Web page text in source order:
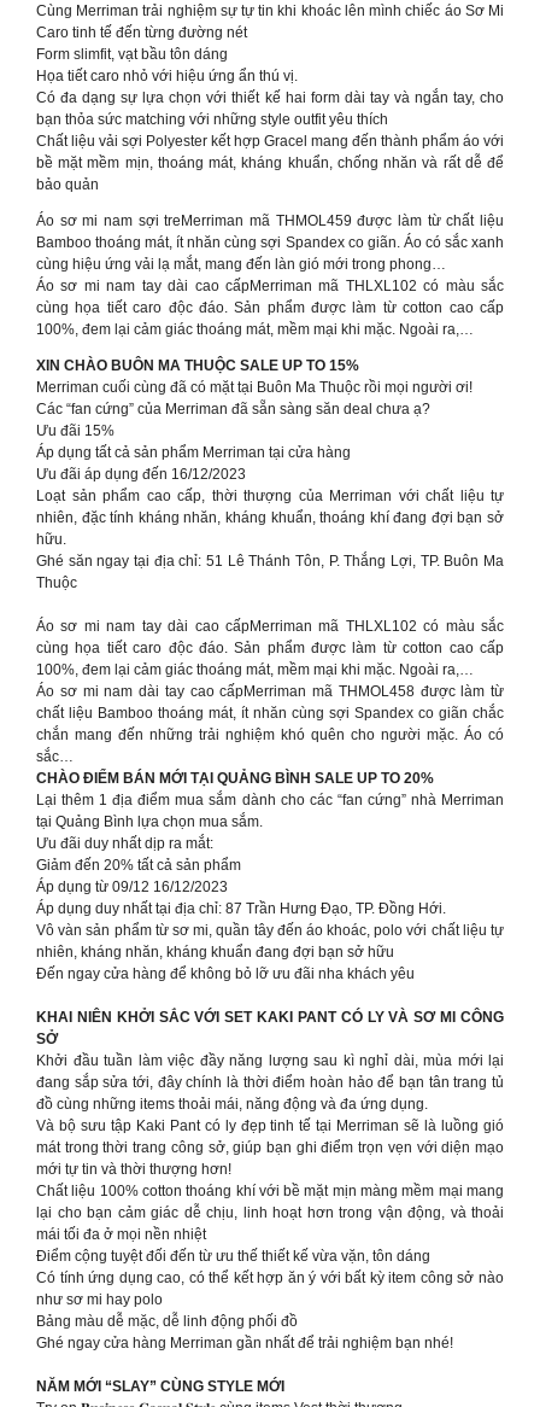
Cùng Merriman trải nghiệm sự tự tin khi khoác lên mình chiếc áo Sơ Mi
Caro tinh tế đến từng đường nét
Form slimfit, vạt bầu tôn dáng
Họa tiết caro nhỏ với hiệu ứng ẩn thú vị.
Có đa dạng sự lựa chọn với thiết kế hai form dài tay và ngắn tay, cho
bạn thỏa sức matching với những style outfit yêu thích
Chất liệu vải sợi Polyester kết hợp Gracel mang đến thành phẩm áo với
bề mặt mềm mịn, thoáng mát, kháng khuẩn, chống nhăn và rất dễ để
bảo quản
Áo sơ mi nam sợi treMerriman mã THMOL459 được làm từ chất liệu
Bamboo thoáng mát, ít nhăn cùng sợi Spandex co giãn. Áo có sắc xanh
cùng hiệu ứng vải lạ mắt, mang đến làn gió mới trong phong…
Áo sơ mi nam tay dài cao cấpMerriman mã THLXL102 có màu sắc
cùng họa tiết caro độc đáo. Sản phẩm được làm từ cotton cao cấp
100%, đem lại cảm giác thoáng mát, mềm mại khi mặc. Ngoài ra,…
XIN CHÀO BUÔN MA THUỘC SALE UP TO 15%
Merriman cuối cùng đã có mặt tại Buôn Ma Thuộc rồi mọi người ơi!
Các “fan cứng” của Merriman đã sẵn sàng săn deal chưa ạ?
Ưu đãi 15%
Áp dụng tất cả sản phẩm Merriman tại cửa hàng
Ưu đãi áp dụng đến 16/12/2023
Loạt sản phẩm cao cấp, thời thượng của Merriman với chất liệu tự
nhiên, đặc tính kháng nhăn, kháng khuẩn, thoáng khí đang đợi bạn sở
hữu.
Ghé săn ngay tại địa chỉ: 51 Lê Thánh Tôn, P. Thắng Lợi, TP. Buôn Ma
Thuộc
Áo sơ mi nam tay dài cao cấpMerriman mã THLXL102 có màu sắc
cùng họa tiết caro độc đáo. Sản phẩm được làm từ cotton cao cấp
100%, đem lại cảm giác thoáng mát, mềm mại khi mặc. Ngoài ra,…
Áo sơ mi nam dài tay cao cấpMerriman mã THMOL458 được làm từ
chất liệu Bamboo thoáng mát, ít nhăn cùng sợi Spandex co giãn chắc
chắn mang đến những trải nghiệm khó quên cho người mặc. Áo có
sắc…
CHÀO ĐIỂM BÁN MỚI TẠI QUẢNG BÌNH SALE UP TO 20%
Lại thêm 1 địa điểm mua sắm dành cho các “fan cứng” nhà Merriman
tại Quảng Bình lựa chọn mua sắm.
Ưu đãi duy nhất dịp ra mắt:
Giảm đến 20% tất cả sản phẩm
Áp dụng từ 09/12 16/12/2023
Áp dụng duy nhất tại địa chỉ: 87 Trần Hưng Đạo, TP. Đồng Hới.
Vô vàn sản phẩm từ sơ mi, quần tây đến áo khoác, polo với chất liệu tự
nhiên, kháng nhăn, kháng khuẩn đang đợi bạn sở hữu
Đến ngay cửa hàng để không bỏ lỡ ưu đãi nha khách yêu
KHAI NIÊN KHỞI SẮC VỚI SET KAKI PANT CÓ LY VÀ SƠ MI CÔNG
SỞ
Khởi đầu tuần làm việc đầy năng lượng sau kì nghỉ dài, mùa mới lại
đang sắp sửa tới, đây chính là thời điểm hoàn hảo để bạn tân trang tủ
đồ cùng những items thoải mái, năng động và đa ứng dụng.
Và bộ sưu tập Kaki Pant có ly đẹp tinh tế tại Merriman sẽ là luồng gió
mát trong thời trang công sở, giúp bạn ghi điểm trọn vẹn với diện mạo
mới tự tin và thời thượng hơn!
Chất liệu 100% cotton thoáng khí với bề mặt mịn màng mềm mại mang
lại cho bạn cảm giác dễ chịu, linh hoạt hơn trong vận động, và thoải
mái tối đa ở mọi nền nhiệt
Điểm cộng tuyệt đối đến từ ưu thế thiết kế vừa vặn, tôn dáng
Có tính ứng dụng cao, có thể kết hợp ăn ý với bất kỳ item công sở nào
như sơ mi hay polo
Bảng màu dễ mặc, dễ linh động phối đồ
Ghé ngay cửa hàng Merriman gần nhất để trải nghiệm bạn nhé!
NĂM MỚI “SLAY” CÙNG STYLE MỚI